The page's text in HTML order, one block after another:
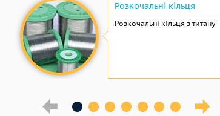
Розкочальні кільця
Розкочальні кільця з титану